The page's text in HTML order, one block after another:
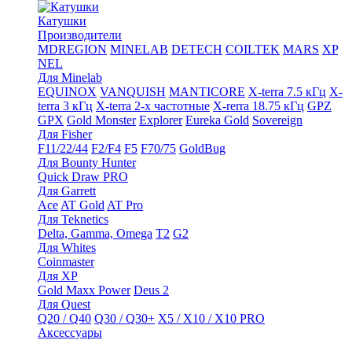
Катушки
Производители
MDREGION MINELAB DETECH COILTEK MARS XP
NEL
Для Minelab
EQUINOX VANQUISH MANTICORE X-terra 7.5 кГц X-
terra 3 кГц X-terra 2-х частотные X-rerra 18.75 кГц GPZ
GPX Gold Monster Explorer Eureka Gold Sovereign
Для Fisher
F11/22/44 F2/F4 F5 F70/75 GoldBug
Для Bounty Hunter
Quick Draw PRO
Для Garrett
Ace AT Gold AT Pro
Для Teknetics
Delta, Gamma, Omega Т2 G2
Для Whites
Coinmaster
Для XP
Gold Maxx Power Deus 2
Для Quest
Q20 / Q40 Q30 / Q30+ X5 / X10 / X10 PRO
Аксессуары